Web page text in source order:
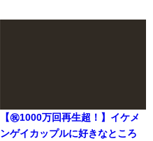
【㊗️1000万回再生超！】イケメ
ンゲイカップルに好きなところ